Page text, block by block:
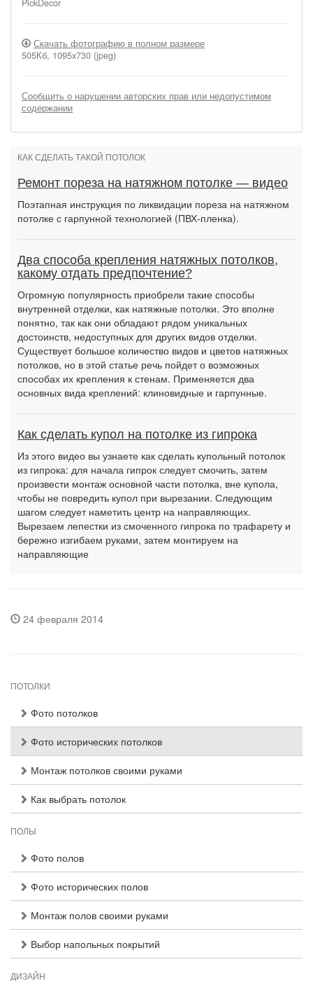
PickDecor
Скачать фотографию в полном размере
505Кб, 1095x730 (jpeg)
Сообщить о нарушении авторских прав или недопустимом
содержании
КАК СДЕЛАТЬ ТАКОЙ ПОТОЛОК
Ремонт пореза на натяжном потолке — видео
Поэтапная инструкция по ликвидации пореза на натяжном
потолке с гарпунной технологией (ПВХ-пленка).
Два способа крепления натяжных потолков,
какому отдать предпочтение?
Огромную популярность приобрели такие способы
внутренней отделки, как натяжные потолки. Это вполне
понятно, так как они обладают рядом уникальных
достоинств, недоступных для других видов отделки.
Существует большое количество видов и цветов натяжных
потолков, но в этой статье речь пойдет о возможных
способах их крепления к стенам. Применяется два
основных вида креплений: клиновидные и гарпунные.
Как сделать купол на потолке из гипрока
Из этого видео вы узнаете как сделать купольный потолок
из гипрока: для начала гипрок следует смочить, затем
произвести монтаж основной части потолка, вне купола,
чтобы не повредить купол при вырезании. Следующим
шагом следует наметить центр на направляющих.
Вырезаем лепестки из смоченного гипрока по трафарету и
бережно изгибаем руками, затем монтируем на
направляющие
24 февраля 2014
ПОТОЛКИ
Фото потолков
Фото исторических потолков
Монтаж потолков своими руками
Как выбрать потолок
ПОЛЫ
Фото полов
Фото исторических полов
Монтаж полов своими руками
Выбор напольных покрытий
ДИЗАЙН